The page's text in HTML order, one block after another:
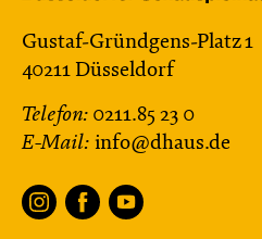
Gustaf-Gründgens-Platz 1
40211 Düsseldorf
Telefon: 0211.85 23 0
E-Mail: info@dhaus.de